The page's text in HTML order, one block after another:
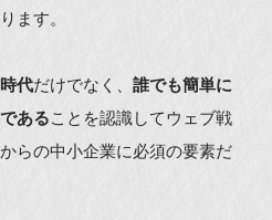
ます。
代だけでなく、誰でも簡単に
あることを認識してウェブ戦
らの中小企業に必須の要素だ